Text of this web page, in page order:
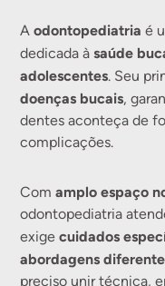
Aodontopediatria é
dedicada àsaúde
adolescentes. Seu
doenças bucais,
dentes aconteça de
complicações.
Comamplo espaço
odontopediatria
exigecuidados
abordagens
preciso unir técnica,